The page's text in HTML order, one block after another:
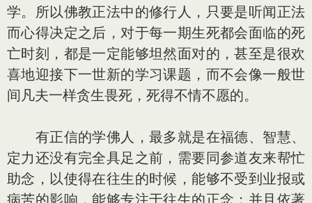
学。所以佛教正法中的修行人，只要是听闻正法
而心得决定之后，对于每一期生死都会面临的死
亡时刻，都是一定能够坦然面对的，甚至是很欢
喜地迎接下一世新的学习课题，而不会像一般世
间凡夫一样贪生畏死，死得不情不愿的。
有正信的学佛人，最多就是在福德、智慧、
定力还没有完全具足之前，需要同参道友来帮忙
助念，以使得在往生的时候，能够不受到业报或
病苦的影响，能够专注于往生的正念；并且依著